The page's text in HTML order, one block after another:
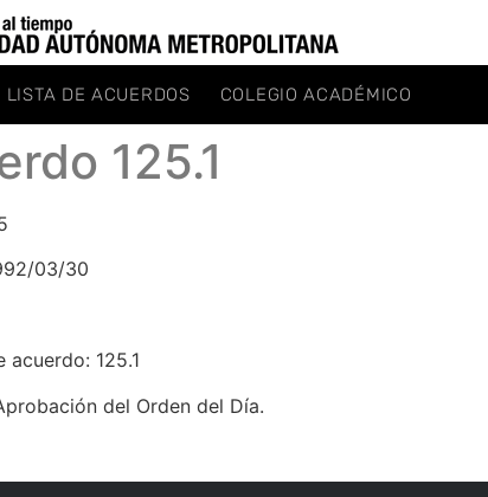
LISTA DE ACUERDOS COLEGIO ACADÉMICO
125.1
03/30
acuerdo: 125.1
del Orden del Día.